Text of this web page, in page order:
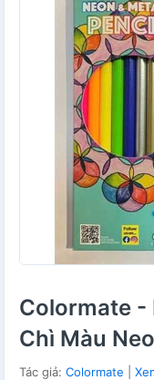
Colormate -
Chì Màu
Tác giả: Colormate